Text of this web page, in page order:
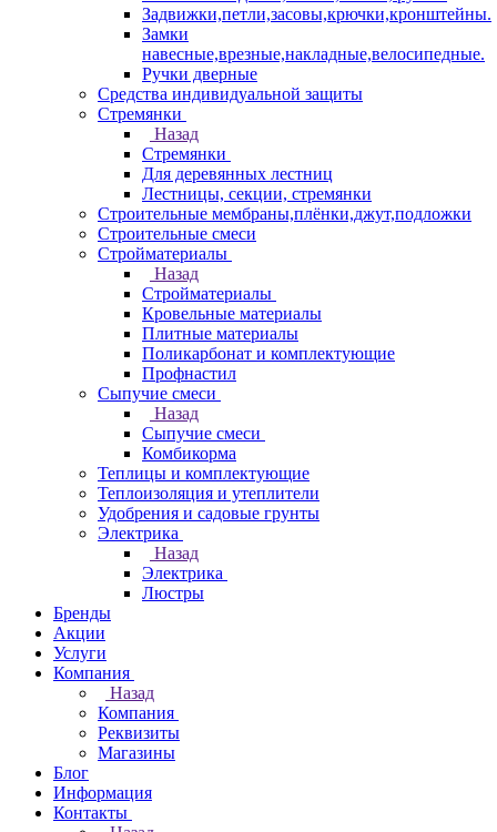
Задвижки,петли,засовы,крючки,кронштейны.
Замки
навесные,врезные,накладные,велосипедные.
Ручки дверные
Средства индивидуальной защиты
Стремянки
Назад
Стремянки
Для деревянных лестниц
Лестницы, секции, стремянки
Строительные мембраны,плёнки,джут,подложки
Строительные смеси
Стройматериалы
Назад
Стройматериалы
Кровельные материалы
Плитные материалы
Поликарбонат и комплектующие
Профнастил
Сыпучие смеси
Назад
Сыпучие смеси
Комбикорма
Теплицы и комплектующие
Теплоизоляция и утеплители
Удобрения и садовые грунты
Электрика
Назад
Электрика
Люстры
Бренды
Акции
Услуги
Компания
Назад
Компания
Реквизиты
Магазины
Блог
Информация
Контакты